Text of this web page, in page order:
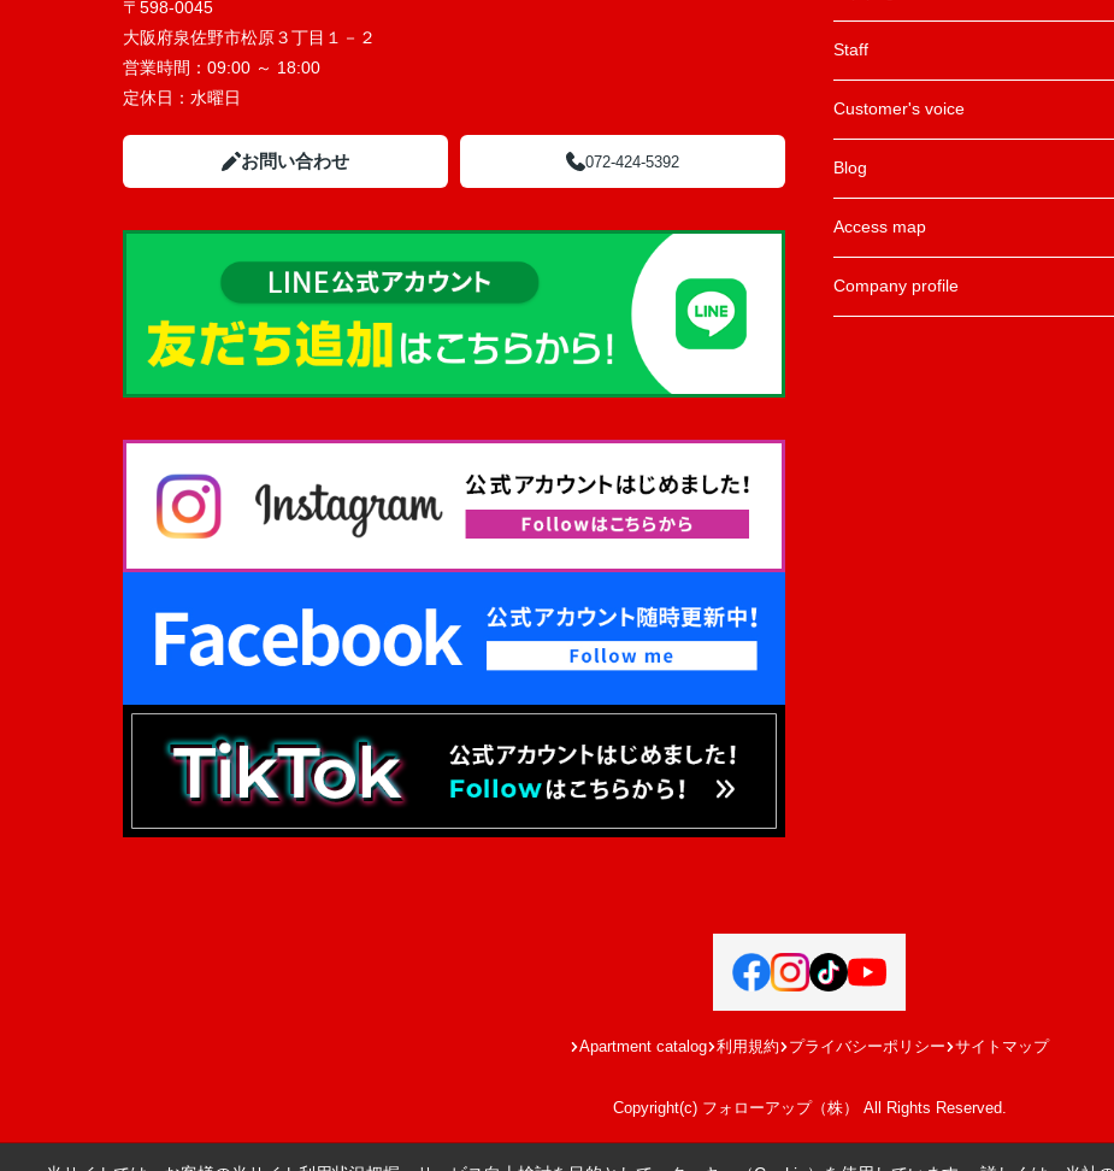
〒598-0045
大阪府泉佐野市松原３丁目１－２
営業時間： 09:00 ～ 18:00
定休日： 水曜日
お問い合わせ 072-424-5392
Staff
Customer's voice
Blog
Access map
Company profile
Apartment catalog 利用規約 プライバシーポリシー サイトマップ
Copyright(c) フォローアップ（株） All Rights Reserved.